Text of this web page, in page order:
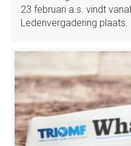
23 februari a.s. vindt
Ledenvergadering plaats.